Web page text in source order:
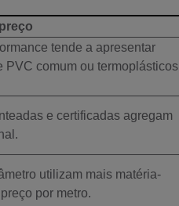
tende a apresentar
PVC comum ou termoplásticos
e certificadas agregam
utilizam mais matéria-
por metro.